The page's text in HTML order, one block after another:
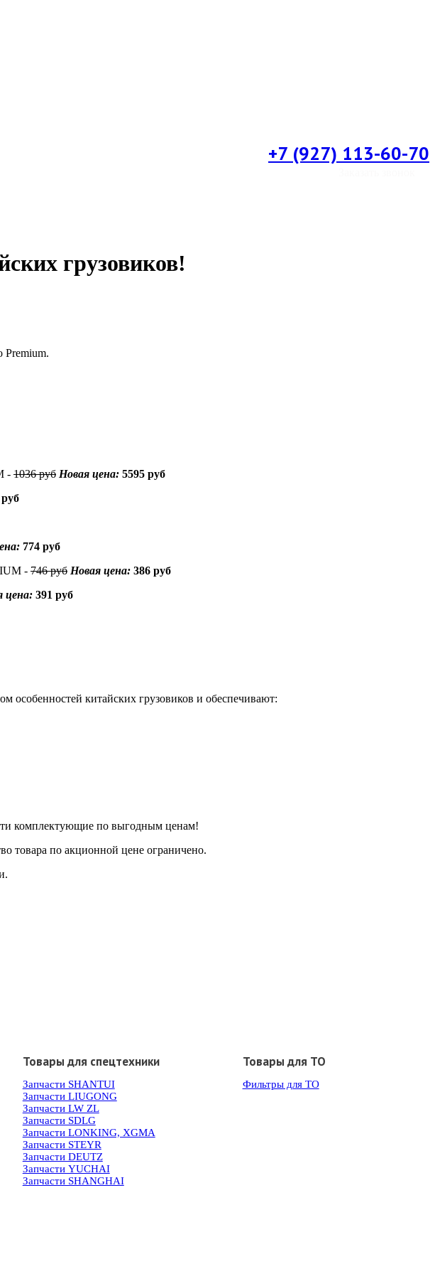
+7 (927) 113-60-70
грузовиков!
Premium.
- 1036 руб Новая цена: 5595 руб
774 руб
- 746 руб Новая цена: 386 руб
цена: 391 руб
особенностей китайских грузовиков и обеспечивают:
комплектующие по выгодным ценам!
товара по акционной цене ограничено.
Товары для спецтехники
Запчасти SHANTUI
Запчасти LIUGONG
Запчасти LW ZL
Запчасти SDLG
Запчасти LONKING, XGMA
Запчасти STEYR
Запчасти DEUTZ
Запчасти YUCHAI
Запчасти SHANGHAI
Товары для ТО
Фильтры для ТО